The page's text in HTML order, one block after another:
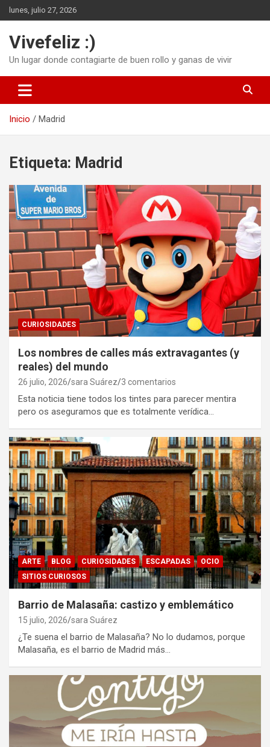
Saltar
al
lunes, julio 27, 2026
Vivefeliz :)
Un lugar donde contagiarte de buen rollo y ganas de vivir
Inicio Madrid
Etiqueta: Madrid
CURIOSIDADES
Los nombres de calles más extravagantes (y
reales) del mundo
26 julio, 2026 sara Suárez 3 comentarios
Esta noticia tiene todos los tintes para parecer mentira
pero os aseguramos que es totalmente verídica…
ARTE BLOG CURIOSIDADES ESCAPADAS
OCIO
SITIOS CURIOSOS
Barrio de Malasaña: castizo y emblemático
15 julio, 2026 sara Suárez
¿Te suena el barrio de Malasaña? No lo dudamos, porque
Malasaña, es el barrio de Madrid más…